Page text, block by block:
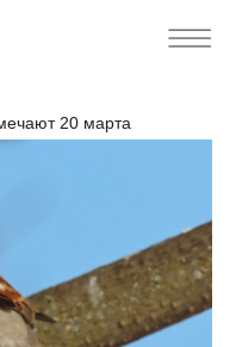
20 марта